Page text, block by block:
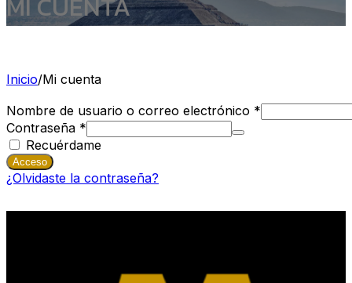
Inicio/Mi cuenta
Nombre de usuario o correo electrónico *
Contraseña *
Alternative:
Recuérdame
Acceso
¿Olvidaste la contraseña?